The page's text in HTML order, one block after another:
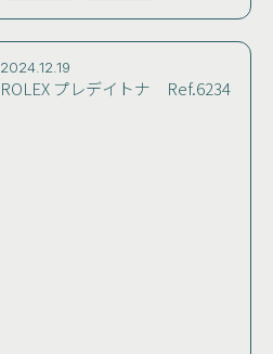
2024.12.19
ROLEX プレデイトナ Ref.6234